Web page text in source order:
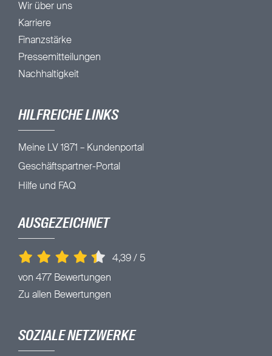
Wir über uns
Karriere
Finanzstärke
Pressemitteilungen
Nachhaltigkeit
HILFREICHE LINKS
Meine LV 1871 – Kundenportal
Geschäftspartner-Portal
Hilfe und FAQ
AUSGEZEICHNET
4,39/ 5
von 477 Bewertungen
Zu allen Bewertungen
SOZIALE NETZWERKE